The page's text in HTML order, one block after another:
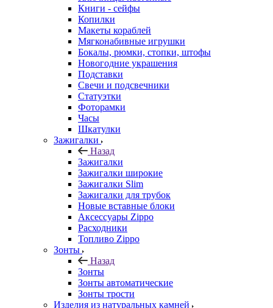
Книги - сейфы
Копилки
Макеты кораблей
Мягконабивные игрушки
Бокалы, рюмки, стопки, штофы
Новогодние украшения
Подставки
Свечи и подсвечники
Статуэтки
Фоторамки
Часы
Шкатулки
Зажигалки
Назад
Зажигалки
Зажигалки широкие
Зажигалки Slim
Зажигалки для трубок
Новые вставные блоки
Аксессуары Zippo
Расходники
Топливо Zippo
Зонты
Назад
Зонты
Зонты автоматические
Зонты трости
Изделия из натуральных камней